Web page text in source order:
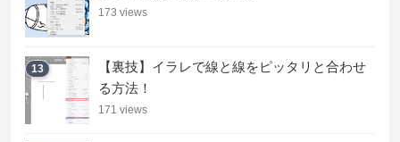
173 views
13
【裏技】イラレで線と線をピッタリと合わせ
る方法！
171 views